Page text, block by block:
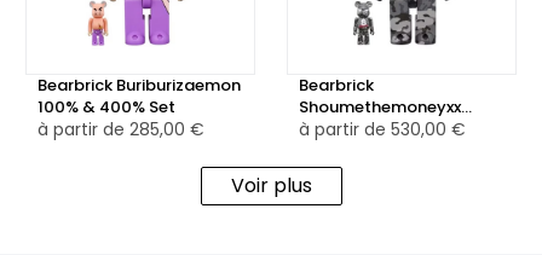
Bearbrick Buriburizaemon
100% & 400% Set
à partir de 285,00 €
Bearbrick
Shoumethemoneyxx
100% & 400% Set
à partir de 530,00 €
Voir plus